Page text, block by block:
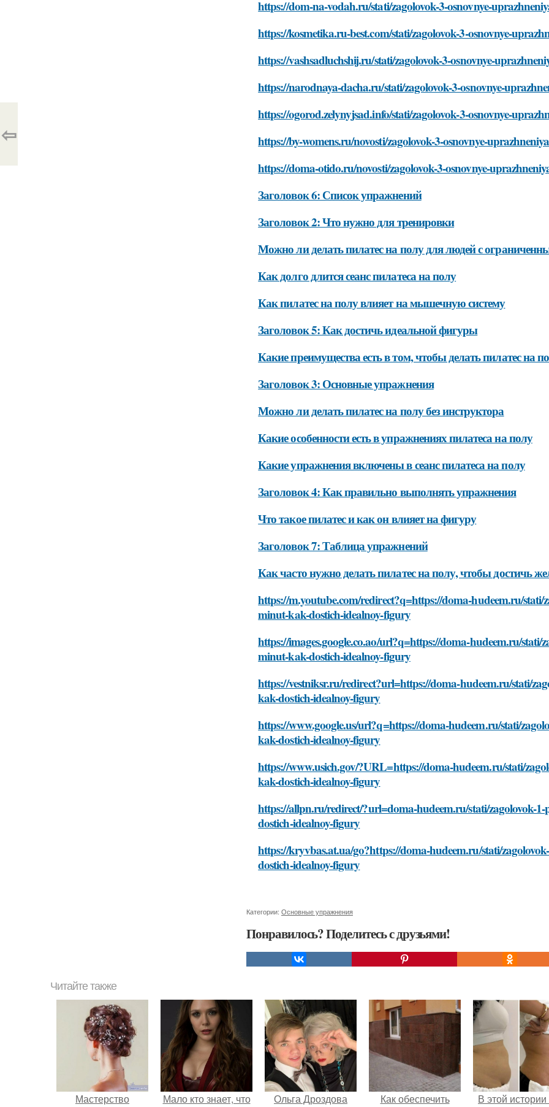
https://dom-na-vodah.ru/stati/zagolovok-3-osnovnye-
https://kosmetika.ru-best.com/stati/zagolovok-3-osnovnye-
https://vashsadluchshij.ru/stati/zagolovok-3-osnovnye-
https://narodnaya-dacha.ru/stati/zagolovok-3-osnovnye-
https://ogorod.zelynyjsad.info/stati/zagolovok-3-osnovnye-
https://by-womens.ru/novosti/zagolovok-3-osnovnye-uprazhneniya
https://doma-otido.ru/novosti/zagolovok-3-osnovnye-
Заголовок 6: Список упражнений
Заголовок 2: Что нужно для тренировки
Можно ли делать пилатес на полу для людей с
Как долго длится сеанс пилатеса на полу
Как пилатес на полу влияет на мышечную систему
Заголовок 5: Как достичь идеальной фигуры
Какие преимущества есть в том, чтобы делать пилатес на
Заголовок 3: Основные упражнения
Можно ли делать пилатес на полу без инструктора
Какие особенности есть в упражнениях пилатеса на полу
Какие упражнения включены в сеанс пилатеса на полу
Заголовок 4: Как правильно выполнять упражнения
Что такое пилатес и как он влияет на фигуру
Заголовок 7: Таблица упражнений
Как часто нужно делать пилатес на полу, чтобы достичь
https://m.youtube.com/redirect?q=https://doma-hudeem.ru/
minut-kak-dostich-idealnoy-figury
https://images.google.co.ao/url?q=https://doma-hudeem.ru/
minut-kak-dostich-idealnoy-figury
https://vestniksr.ru/redirect?url=https://doma-hudeem.ru/stati/
kak-dostich-idealnoy-figury
https://www.google.us/url?q=https://doma-hudeem.ru/stati/
kak-dostich-idealnoy-figury
https://www.usich.gov/?URL=https://doma-hudeem.ru/stati/
kak-dostich-idealnoy-figury
https://allpn.ru/redirect/?url=doma-hudeem.ru/stati/zagolovok-
dostich-idealnoy-figury
https://kryvbas.at.ua/go?https://doma-hudeem.ru/stati/
dostich-idealnoy-figury
Категории: Основные упражнения
Понравилось? Поделитесь с друзьями!
⇦
Читайте также
Мастерство
Мало кто знает, что
Ольга Дроздова
Как обеспечить
В этой